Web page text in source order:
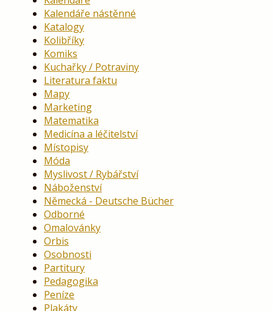
Kalendáře nástěnné
Katalogy
Kolibříky
Komiks
Kuchařky / Potraviny
Literatura faktu
Mapy
Marketing
Matematika
Medicína a léčitelství
Místopisy
Móda
Myslivost / Rybářství
Náboženství
Německá - Deutsche Bücher
Odborné
Omalovánky
Orbis
Osobnosti
Partitury
Pedagogika
Peníze
Plakáty